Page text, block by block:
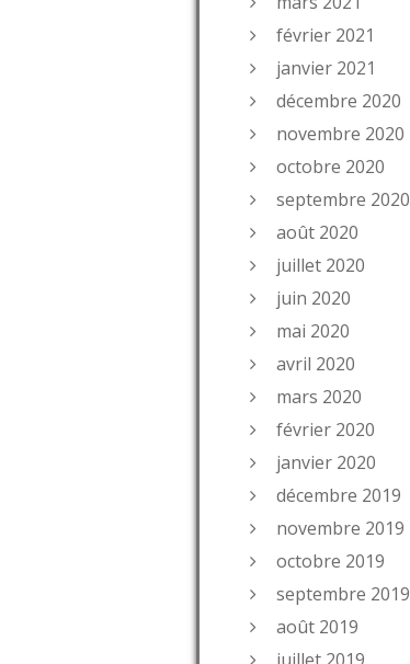
février 2021
janvier 2021
décembre 2020
novembre 2020
octobre 2020
septembre 2020
août 2020
juillet 2020
juin 2020
mai 2020
avril 2020
mars 2020
février 2020
janvier 2020
décembre 2019
novembre 2019
octobre 2019
septembre 2019
août 2019